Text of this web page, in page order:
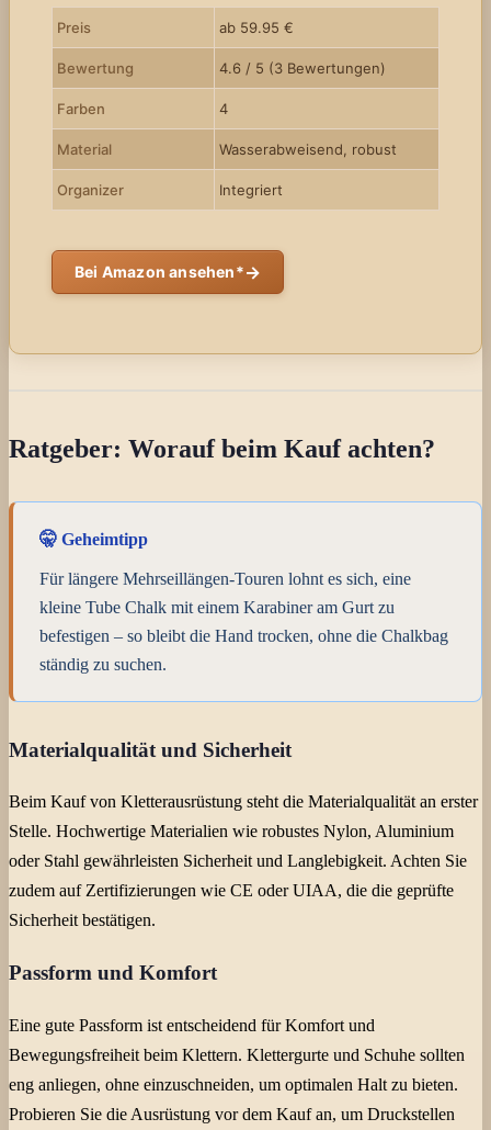
Preis ab 59.95 €
Bewertung 4.6 / 5 (3 Bewertungen)
Farben 4
Material Wasserabweisend, robust
Organizer Integriert
Bei Amazon ansehen*→
Ratgeber: Worauf beim Kauf achten?
🤫 Geheimtipp
Für längere Mehrseillängen-Touren lohnt es sich, eine
kleine Tube Chalk mit einem Karabiner am Gurt zu
befestigen – so bleibt die Hand trocken, ohne die Chalkbag
ständig zu suchen.
Materialqualität und Sicherheit
Beim Kauf von Kletterausrüstung steht die Materialqualität an erster
Stelle. Hochwertige Materialien wie robustes Nylon, Aluminium
oder Stahl gewährleisten Sicherheit und Langlebigkeit. Achten Sie
zudem auf Zertifizierungen wie CE oder UIAA, die die geprüfte
Sicherheit bestätigen.
Passform und Komfort
Eine gute Passform ist entscheidend für Komfort und
Bewegungsfreiheit beim Klettern. Klettergurte und Schuhe sollten
eng anliegen, ohne einzuschneiden, um optimalen Halt zu bieten.
Probieren Sie die Ausrüstung vor dem Kauf an, um Druckstellen